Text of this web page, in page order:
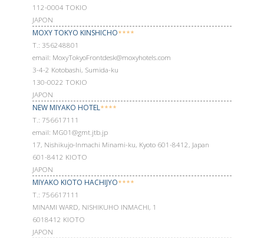
112-0004 TOKIO
JAPON
MOXY TOKYO KINSHICHO****
Т.: 356248801
email: MoxyTokyoFrontdesk@moxyhotels.com
3-4-2 Kotobashi, Sumida-ku
130-0022 TOKIO
JAPON
NEW MIYAKO HOTEL****
Т.: 756617111
email: MG01@gmt.jtb.jp
17, Nishikujo-Inmachi Minami-ku, Kyoto 601-8412, Japan
601-8412 KIOTO
JAPON
MIYAKO KIOTO HACHIJYO****
Т.: 756617111
MINAMI WARD, NISHIKUHO INMACHI, 1
6018412 KIOTO
JAPON